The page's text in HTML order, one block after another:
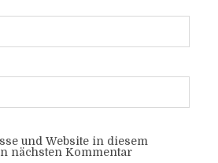
und Website in diesem
nächsten Kommentar